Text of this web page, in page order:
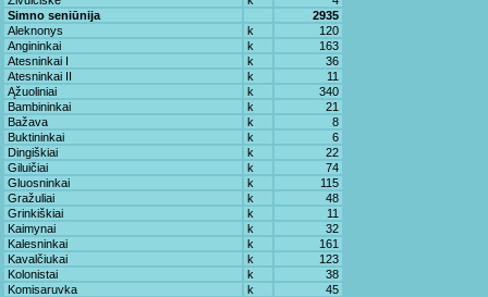
Simno seniūnija
2935
Aleknonys
k
120
Angininkai
k
163
Atesninkai I
k
36
Atesninkai II
k
11
Ąžuoliniai
k
340
Bambininkai
k
21
Bažava
k
8
Buktininkai
k
6
Dingiškiai
k
22
Giluičiai
k
74
Gluosninkai
k
115
Gražuliai
k
48
Grinkiškiai
k
11
Kaimynai
k
32
Kalesninkai
k
161
Kavalčiukai
k
123
Kolonistai
k
38
Komisaruvka
k
45